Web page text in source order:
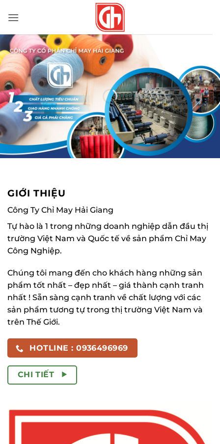
qua
dung
GIỚI THIỆU
Công Ty Chỉ May Hải Giang
Tự hào là 1 trong những doanh nghiệp dẫn đầu thị
trường Việt Nam và Quốc tế về sản phẩm Chỉ May
Công Nghiệp.
Chúng tôi mang đến cho khách hàng những sản
phẩm tốt nhất – đẹp nhất – giá thành cạnh tranh
nhất ! Sẵn sàng cạnh tranh về chất lượng với các
sản phẩm tương tự trong thị trường Việt Nam và
trên Thế Giới.
HOTLINE : 0936496969
CHI TIẾT